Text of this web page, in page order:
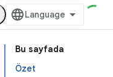
Bu sayfada
Özet